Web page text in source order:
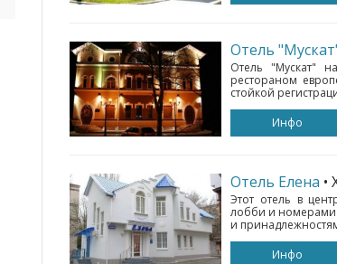
Отель
Отель "Мускат"
рестораном
стойкой
Инфо
Отель Елена •
Этот отель в
лобби и номерами
и
Инфо